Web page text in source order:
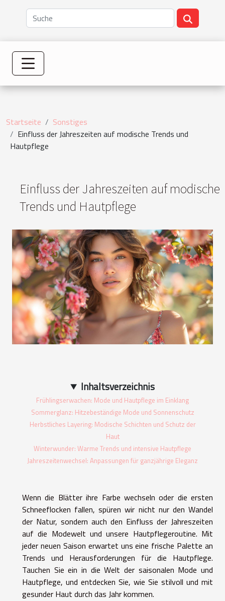
Startseite
Sonstiges
Einfluss der Jahreszeiten auf modische Trends und
Hautpflege
Einfluss der Jahreszeiten auf modische
Trends und Hautpflege
Inhaltsverzeichnis
Frühlingserwachen: Mode und Hautpflege im Einklang
Sommerglanz: Hitzebeständige Mode und Sonnenschutz
Herbstliches Layering: Modische Schichten und Schutz der
Haut
Winterwunder: Warme Trends und intensive Hautpflege
Jahreszeitenwechsel: Anpassungen für ganzjährige Eleganz
Wenn die Blätter ihre Farbe wechseln oder die ersten
Schneeflocken fallen, spüren wir nicht nur den Wandel
der Natur, sondern auch den Einfluss der Jahreszeiten
auf die Modewelt und unsere Hautpflegeroutine. Mit
jeder neuen Saison erwartet uns eine frische Palette an
Trends und Herausforderungen für die Hautpflege.
Tauchen Sie ein in die Welt der saisonalen Mode und
Hautpflege, und entdecken Sie, wie Sie stilvoll und mit
gesunder Haut durch das Jahr kommen.